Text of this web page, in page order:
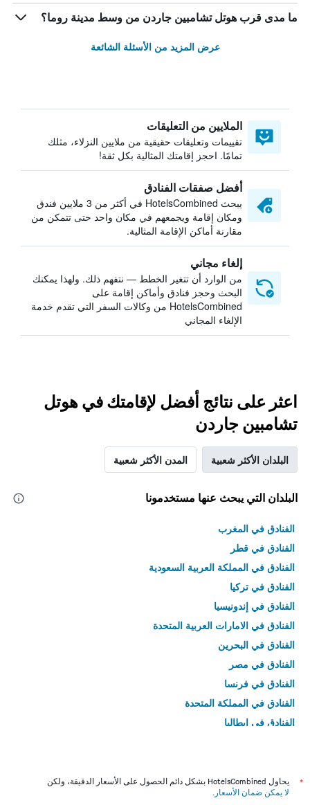
ما مدى قرب هوتل تشامبين جاردن من وسط مدينة روما؟
عرض المزيد من الأسئلة الشائعة
الملايين من التعليقات
تقييمات وتعليقات حقيقية من ملايين النزلاء، مثلك
تمامًا. احجز إقامتك المثالية بكل ثقة!
أفضل صفقات الفنادق
يبحث HotelsCombined في أكثر من 3 ملايين فندق
ومكان إقامة ويجمعهم في مكان واحد حتى تتمكن من
مقارنة أماكن الإقامة المثالية.
إلغاء مجاني
من الوارد أن تتغير الخطط — نتفهم ذلك. ولهذا يمكنك
البحث وحجز فنادق وأماكن إقامة على
HotelsCombined من وكالات السفر التي تقدم خدمة
الإلغاء المجاني
اعثر على نتائج أفضل لإقامتك في هوتل
تشامبين جاردن
البلدان الأكثر شعبية المدن الأكثر شعبية
البلدان التي يبحث عنها مستخدمونا
الفنادق في المغرب
الفنادق في قطر
الفنادق في المملكة العربية السعودية
الفنادق في تركيا
الفنادق في إندونيسيا
الفنادق في الامارات العربية المتحدة
الفنادق في البحرين
الفنادق في مصر
الفنادق في فرنسا
الفنادق في المملكة المتحدة
الفنادق في إيطاليا
*
يحاول HotelsCombined بشكل دائم الحصول على الأسعار الدقيقة، ولكن
لا يمكن ضمان الأسعار .